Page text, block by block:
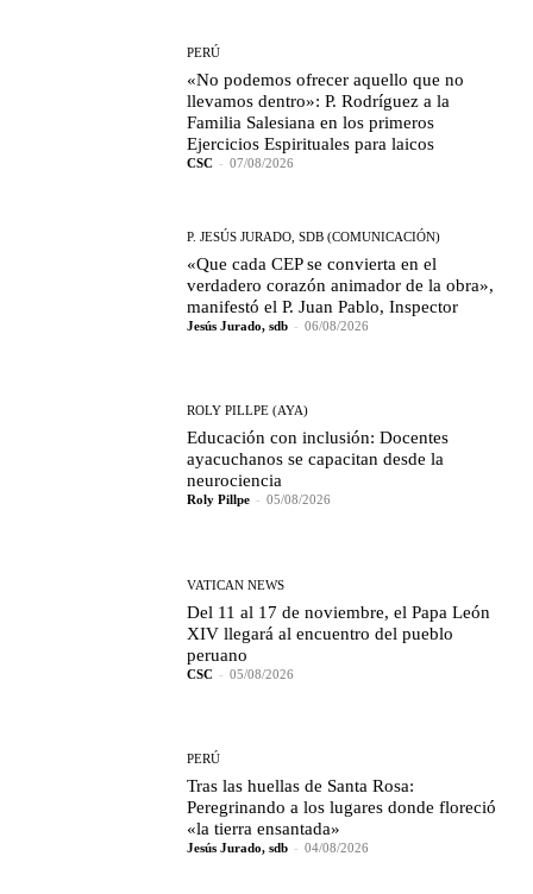
PERÚ
«No podemos ofrecer aquello que no
llevamos dentro»: P. Rodríguez a la
Familia Salesiana en los primeros
Ejercicios Espirituales para laicos
CSC - 07/08/2026
P. JESÚS JURADO, SDB (COMUNICACIÓN)
«Que cada CEP se convierta en el
verdadero corazón animador de la obra»,
manifestó el P. Juan Pablo, Inspector
Jesús Jurado, sdb - 06/08/2026
ROLY PILLPE (AYA)
Educación con inclusión: Docentes
ayacuchanos se capacitan desde la
neurociencia
Roly Pillpe - 05/08/2026
VATICAN NEWS
Del 11 al 17 de noviembre, el Papa León
XIV llegará al encuentro del pueblo
peruano
CSC - 05/08/2026
PERÚ
Tras las huellas de Santa Rosa:
Peregrinando a los lugares donde floreció
«la tierra ensantada»
Jesús Jurado, sdb - 04/08/2026